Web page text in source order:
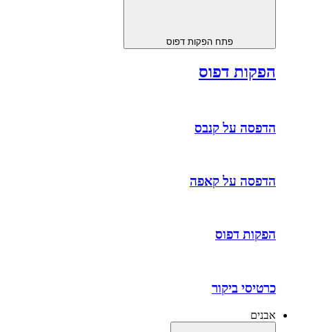
פתח הפקות דפוס
הפקות דפוס
הדפסה על קנבס
הדפסה על קאפה
הפקות דפוס
כרטיסי ביקור
אבנים